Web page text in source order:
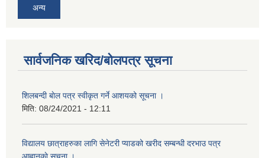
अन्य
सार्वजनिक खरिद/बोलपत्र सूचना
शिलबन्दी बाेल पत्र स्वीकृत गर्ने आशयको सूचना ।
मिति: 08/24/2021 - 12:11
विद्यालय छात्राहरुका लागि सेनेटरी प्याडको खरीद सम्बन्धी दरभाउ पत्र